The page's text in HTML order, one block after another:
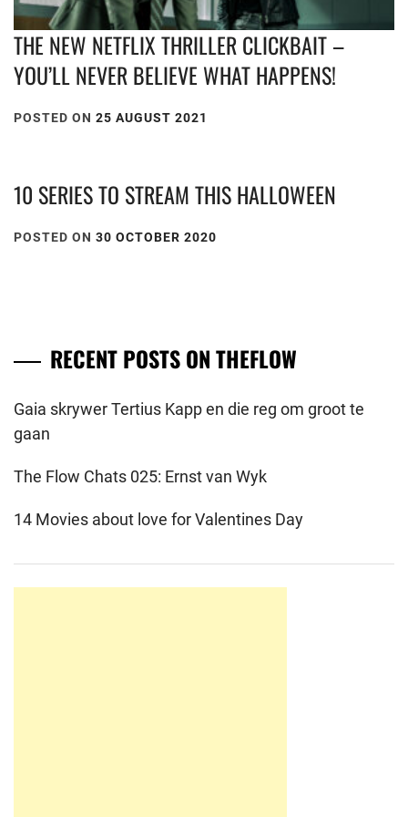
THE NEW NETFLIX THRILLER CLICKBAIT –
YOU’LL NEVER BELIEVE WHAT HAPPENS!
POSTED ON 25 AUGUST 2021
10 SERIES TO STREAM THIS HALLOWEEN
POSTED ON 30 OCTOBER 2020
RECENT POSTS ON THEFLOW
Gaia skrywer Tertius Kapp en die reg om groot te
gaan
The Flow Chats 025: Ernst van Wyk
14 Movies about love for Valentines Day